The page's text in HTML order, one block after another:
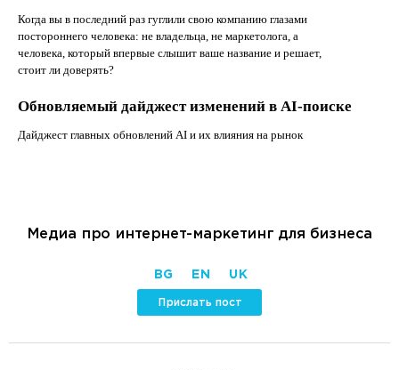
Когда вы в последний раз гуглили свою компанию глазами
постороннего человека: не владельца, не маркетолога, а
человека, который впервые слышит ваше название и решает,
стоит ли доверять?
Обновляемый дайджест изменений в AI-поиске
Дайджест главных обновлений AI и их влияния на рынок
Медиа про интернет-маркетинг для бизнеса
BG EN UK
Прислать пост